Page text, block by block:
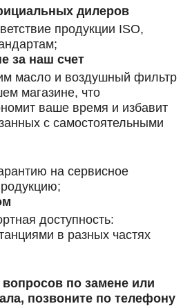
дилеров
продукции ISO,
за наш счет
масло и воздушный фильтр
магазине, что
ваше время и избавит
с самостоятельными
на сервисное
доступность:
в разных частях
по замене или
позвоните по телефону